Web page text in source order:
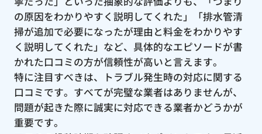
の原因をわかりやすく説明してくれた」「排水管清
掃が追加で必要になったが理由と料金をわかりやす
く説明してくれた」など、具体的なエピソードが書
かれた口コミの方が信頼性が高いと言えます。
特に注目すべきは、トラブル発生時の対応に関する
口コミです。すべてが完璧な業者はありませんが、
問題が起きた際に誠実に対応できる業者かどうかが
重要です。